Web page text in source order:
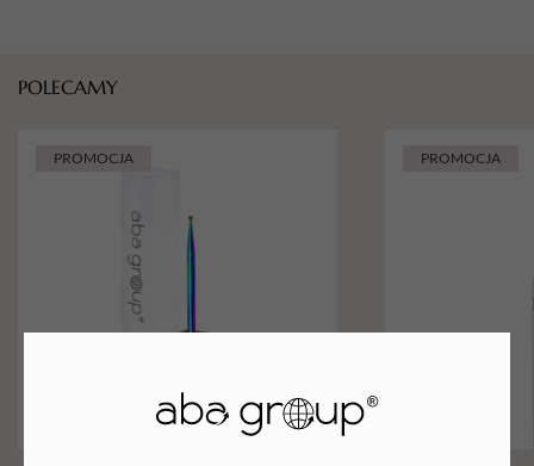
POLECAMY
PROMOCJA PROMOCJA